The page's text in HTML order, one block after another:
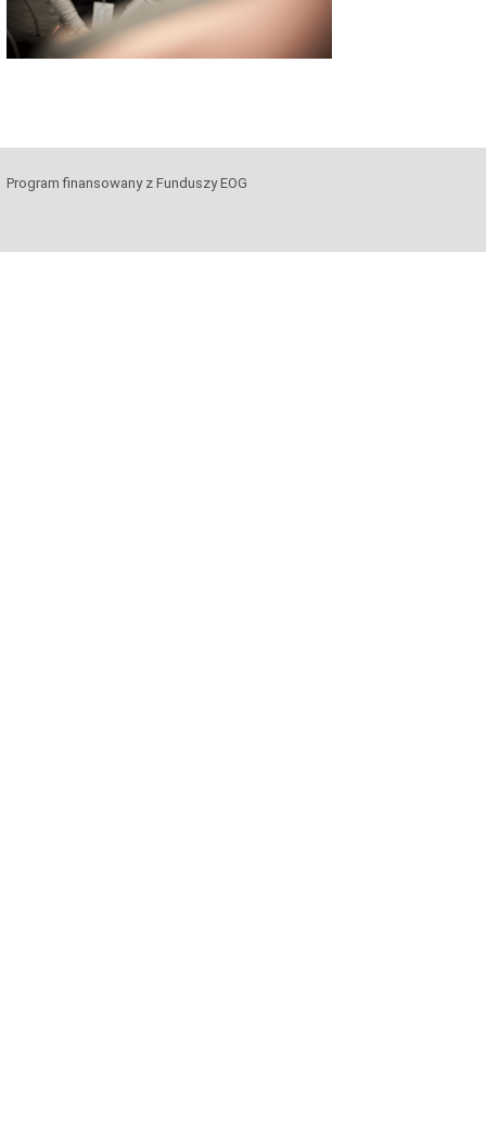
Program finansowany z Funduszy EOG